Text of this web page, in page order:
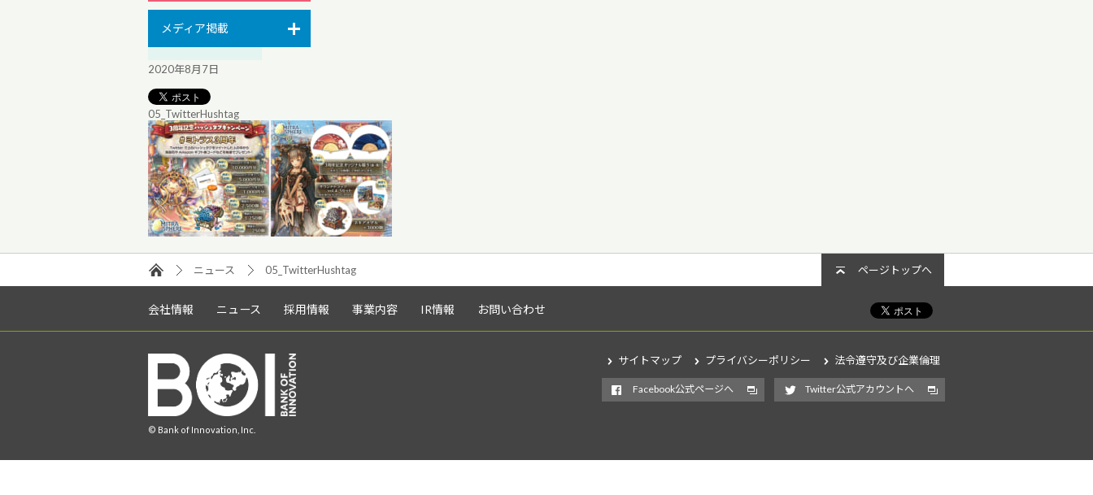
メディア掲載
2020年8月7日
05_TwitterHushtag
ニュース 05_TwitterHushtag ページトップへ
会社情報 ニュース 採用情報 事業内容 IR情報 お問い合わせ
© Bank of Innovation, Inc.
サイトマップ プライバシーポリシー 法令遵守及び企業倫理
Facebook公式ページへ Twitter公式アカウントへ